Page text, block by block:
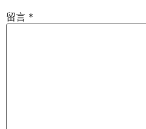
留言 *